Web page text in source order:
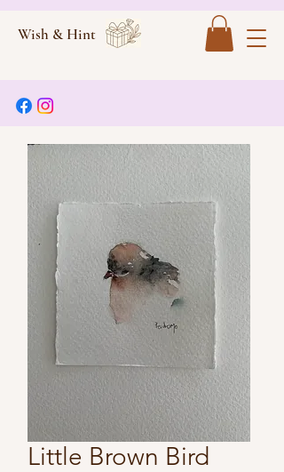
Wish & Hint
Little Brown Bird